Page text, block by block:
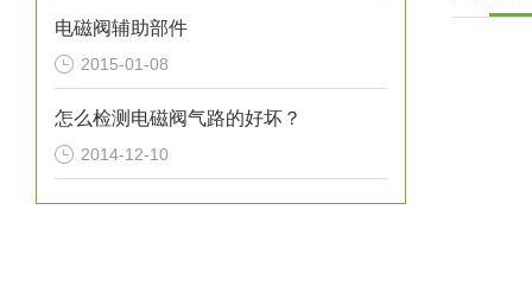
电磁阀辅助部件
2015-01-08
怎么检测电磁阀气路的好坏？
2014-12-10